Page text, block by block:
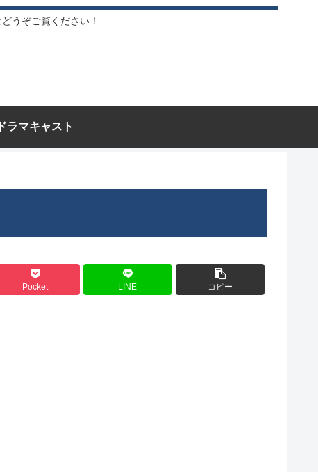
うぞご覧ください！
ドラマキャスト
Pocket LINE コピー